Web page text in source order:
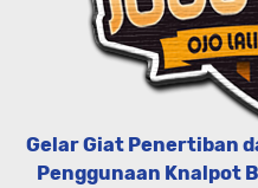
Gelar Giat Penertiban
Penggunaan Knalpot